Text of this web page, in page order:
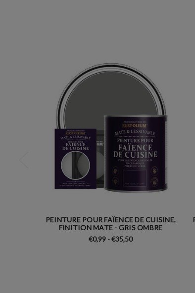
PEINTURE POUR FAÏENCE DE CUISINE,
FINITION MATE - GRIS OMBRE
€0,99 - €35,50